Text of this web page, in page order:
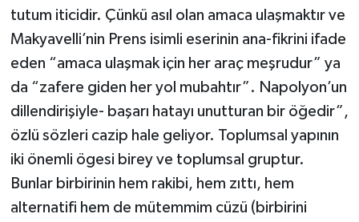
tutum iticidir. Çünkü asıl olan amaca ulaşmaktır ve
Makyavelli’nin Prens isimli eserinin ana-fikrini ifade
eden “amaca ulaşmak için her araç meşrudur” ya
da “zafere giden her yol mubahtır”. Napolyon’un
dillendirişiyle- başarı hatayı unutturan bir öğedir”,
özlü sözleri cazip hale geliyor. Toplumsal yapının
iki önemli ögesi birey ve toplumsal gruptur.
Bunlar birbirinin hem rakibi, hem zıttı, hem
alternatifi hem de mütemmim cüzü (birbirini